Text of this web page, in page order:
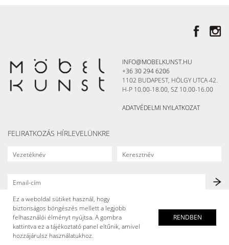
INFO@MOBELKUNST.HU
+36 30 294 6206
1102 BUDAPEST, HÖLGY UTCA 42.
H-P 10.00-18.00, SZ 10.00-16.00
ADATVÉDELMI NYILATKOZAT
FELIRATKOZÁS HÍRLEVELÜNKRE
Ez a weboldal sütiket használ, hogy
biztonságos böngészés mellett a legjobb
felhasználói élményt nyújtsa. A gombra
kattintva ez a tájékoztató panel eltűnik, amivel
hozzájárulsz használatukhoz.
RENDBEN